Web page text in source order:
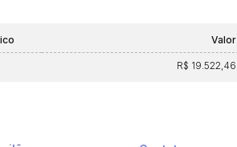
Valor
R$ 19.522,46